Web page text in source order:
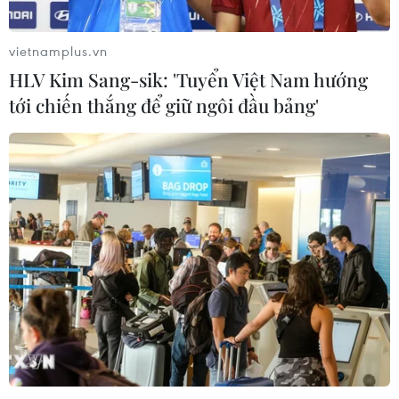
Xem thêm
CƠ QUAN CHỦ QUẢN: THÔNG TẤN XÃ VIỆT NAM
Tổng Biên tập: TRẦN TIẾN DUẨN
Phó Tổng Biên tập: NGUYỄN THỊ TÁM, KHÚC THANH
THỦY
Sở hữu trí tuệ
Quy định sử dụng
RSS
Hỗ trợ
vietnamplus.vn
HLV Kim Sang-sik: 'Tuyển Việt Nam hướng
tới chiến thắng để giữ ngôi đầu bảng'